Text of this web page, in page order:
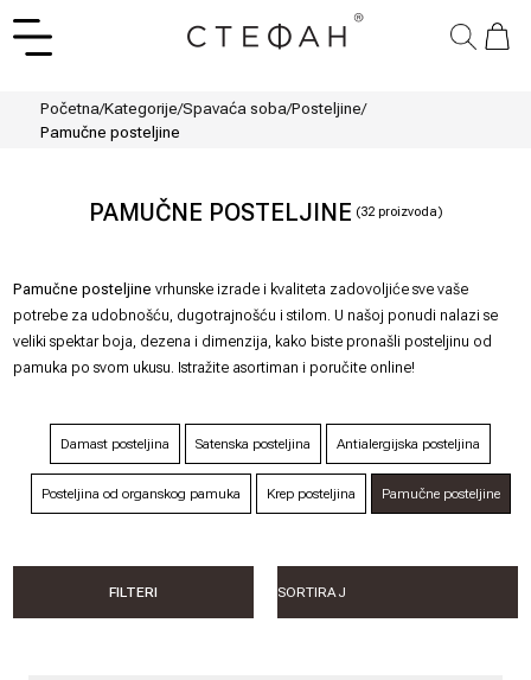
Početna/Kategorije/Spavaća soba/Posteljine/
Pamučne posteljine
PAMUČNE POSTELJINE (32proizvoda)
Pamučne posteljinevrhunske izrade i kvaliteta zadovoljiće sve vaše
potrebe za udobnošću, dugotrajnošću i stilom. U našoj ponudi nalazi se
veliki spektar boja, dezena i dimenzija, kako biste pronašli posteljinu od
pamuka po svom ukusu. Istražite asortiman i poručite online!
Damast posteljina Satenska posteljina Antialergijska posteljina
Posteljina od organskog pamuka Krep posteljina Pamučne posteljine
FILTERI